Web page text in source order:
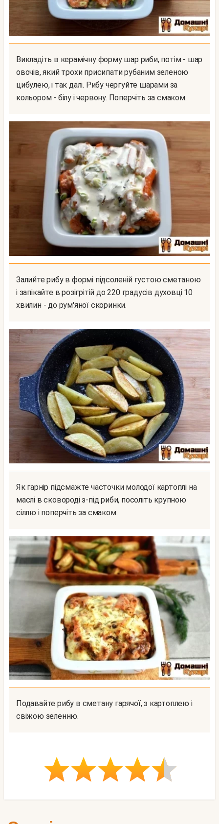
Викладіть в керамічну форму шар риби, потім - шар
овочів, який трохи присипати рубаним зеленою
цибулею, і так далі. Рибу чергуйте шарами за
кольором - білу і червону. Поперчіть за смаком.
Залийте рибу в формі підсоленій густою сметаною
і запікайте в розігрітій до 220 градусів духовці 10
хвилин - до рум'яної скоринки.
Як гарнір підсмажте часточки молодої картоплі на
маслі в сковороді з-під риби, посоліть крупною
сіллю і поперчіть за смаком.
Подавайте рибу в сметану гарячої, з картоплею і
свіжою зеленню.